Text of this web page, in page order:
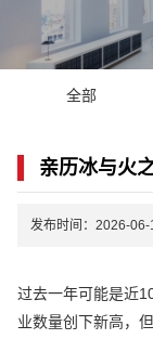
全部
亲历冰与火
发布时间：2026-06-
过去一年可能是近
业数量创下新高，